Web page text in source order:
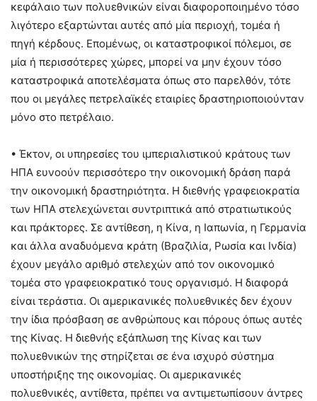
κεφάλαιο των πολυεθνικών είναι διαφοροποιημένο τόσο
λιγότερο εξαρτώνται αυτές από μία περιοχή, τομέα ή
πηγή κέρδους. Επομένως, οι καταστροφικοί πόλεμοι, σε
μία ή περισσότερες χώρες, μπορεί να μην έχουν τόσο
καταστροφικά αποτελέσματα όπως στο παρελθόν, τότε
που οι μεγάλες πετρελαϊκές εταιρίες δραστηριοποιούνταν
μόνο στο πετρέλαιο.
• Έκτον, οι υπηρεσίες του ιμπεριαλιστικού κράτους των
ΗΠΑ ευνοούν περισσότερο την οικονομική δράση παρά
την οικονομική δραστηριότητα. Η διεθνής γραφειοκρατία
των ΗΠΑ στελεχώνεται συντριπτικά από στρατιωτικούς
και πράκτορες. Σε αντίθεση, η Κίνα, η Ιαπωνία, η Γερμανία
και άλλα αναδυόμενα κράτη (Βραζιλία, Ρωσία και Ινδία)
έχουν μεγάλο αριθμό στελεχών από τον οικονομικό
τομέα στο γραφειοκρατικό τους οργανισμό. Η διαφορά
είναι τεράστια. Οι αμερικανικές πολυεθνικές δεν έχουν
την ίδια πρόσβαση σε ανθρώπους και πόρους όπως αυτές
της Κίνας. Η διεθνής εξάπλωση της Κίνας και των
πολυεθνικών της στηρίζεται σε ένα ισχυρό σύστημα
υποστήριξης της οικονομίας. Οι αμερικανικές
πολυεθνικές, αντίθετα, πρέπει να αντιμετωπίσουν άντρες